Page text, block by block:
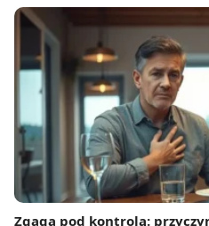
Zgaga pod kontrolą: